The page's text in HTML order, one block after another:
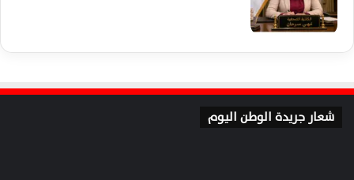
شعار جريدة الوطن اليوم